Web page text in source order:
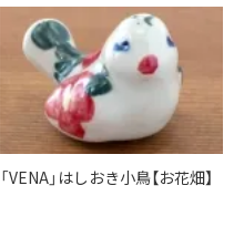
「VENA」はしおき小鳥【お花畑】